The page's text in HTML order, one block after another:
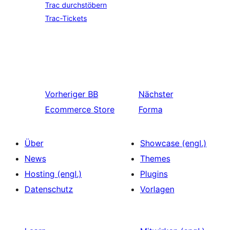
Trac durchstöbern
Trac-Tickets
Vorheriger BB
Ecommerce Store
Nächster
Forma
Über
News
Hosting (engl.)
Datenschutz
Showcase (engl.)
Themes
Plugins
Vorlagen